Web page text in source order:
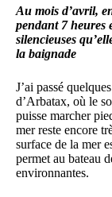
Au mois d’avril,
pendant 7 heures
silencieuses
la baignade
J’ai passé
d’Arbatax, où le
puisse marcher
mer reste encore
surface de la mer
permet au bateau
environnantes.